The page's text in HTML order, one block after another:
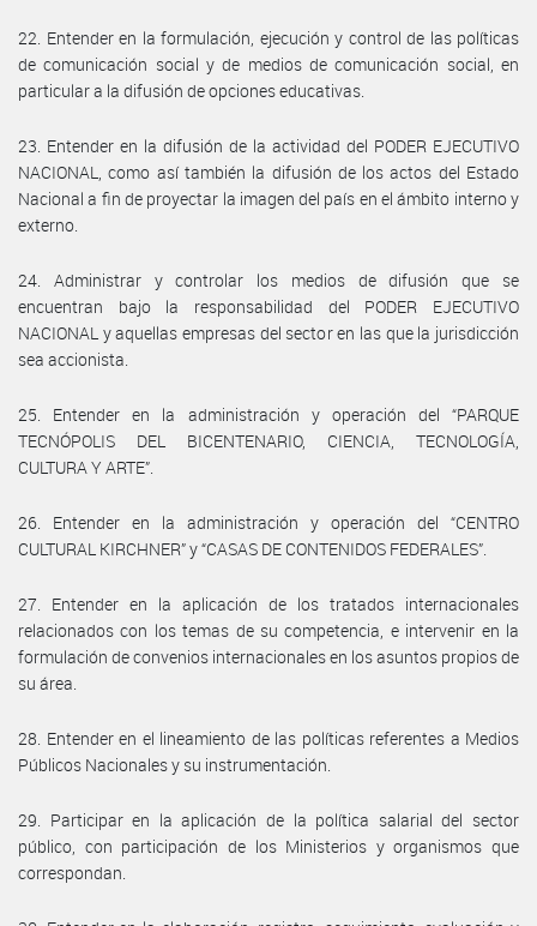
22. Entender en la formulación, ejecución y control de las políticas
de comunicación social y de medios de comunicación social, en
particular a la difusión de opciones educativas.
23. Entender en la difusión de la actividad del PODER EJECUTIVO
NACIONAL, como así también la difusión de los actos del Estado
Nacional a fin de proyectar la imagen del país en el ámbito interno y
externo.
24. Administrar y controlar los medios de difusión que se
encuentran bajo la responsabilidad del PODER EJECUTIVO
NACIONAL y aquellas empresas del sector en las que la jurisdicción
sea accionista.
25. Entender en la administración y operación del “PARQUE
TECNÓPOLIS DEL BICENTENARIO, CIENCIA, TECNOLOGÍA,
CULTURA Y ARTE”.
26. Entender en la administración y operación del “CENTRO
CULTURAL KIRCHNER” y “CASAS DE CONTENIDOS FEDERALES”.
27. Entender en la aplicación de los tratados internacionales
relacionados con los temas de su competencia, e intervenir en la
formulación de convenios internacionales en los asuntos propios de
su área.
28. Entender en el lineamiento de las políticas referentes a Medios
Públicos Nacionales y su instrumentación.
29. Participar en la aplicación de la política salarial del sector
público, con participación de los Ministerios y organismos que
correspondan.